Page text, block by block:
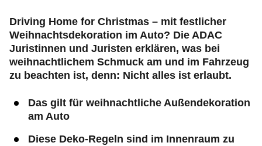
Driving Home for Christmas – mit festlicher
Weihnachtsdekoration im Auto? Die ADAC
Juristinnen und Juristen erklären, was bei
weihnachtlichem Schmuck am und im Fahrzeug
zu beachten ist, denn: Nicht alles ist erlaubt.
Das gilt für weihnachtliche Außendekoration
am Auto
Diese Deko-Regeln sind im Innenraum zu